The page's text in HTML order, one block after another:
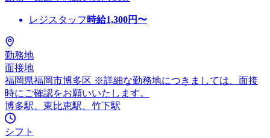
レジスタッフ 時給1,300円〜
勤務地
面接地
福岡県福岡市博多区 ※詳細な勤務地につきましては、面接
時にご確認をお願いいたします。
博多駅、東比恵駅、竹下駅
シフト